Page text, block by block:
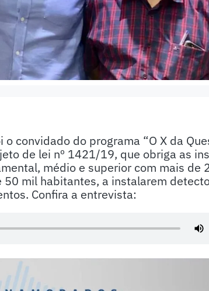
convidado do programa “O X da
de lei nº 1421/19, que obriga as
médio e superior com mais de
mil habitantes, a instalarem
Confira a entrevista: